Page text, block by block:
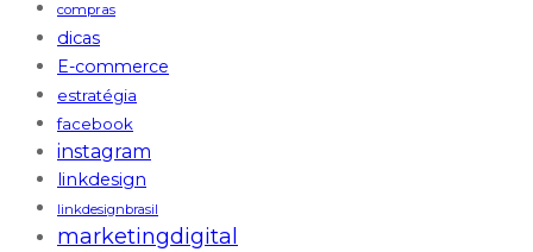
compras
dicas
E-commerce
estratégia
facebook
instagram
linkdesign
linkdesignbrasil
marketingdigital